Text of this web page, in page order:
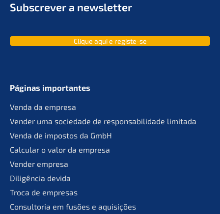
Subscrever a newsletter
Clique aqui e registe-se
Páginas importan­tes
Venda da empresa
Vender uma socie­da­de de responsa­bil­ida­de limitada
Venda de impos­tos da GmbH
Calcu­lar o valor da empresa
Vender empre­sa
Diligên­cia devida
Troca de empresas
Consult­oria em fusões e aquisições